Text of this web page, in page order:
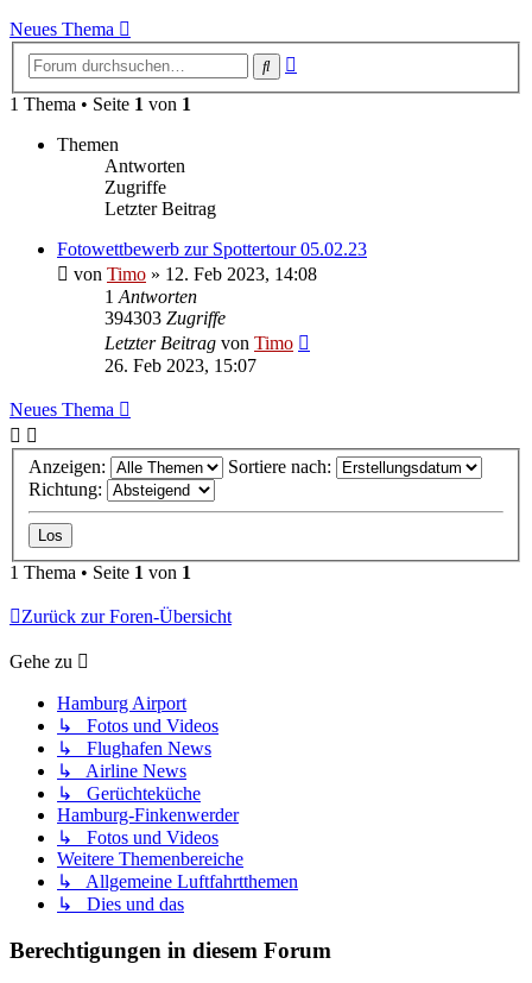
Neues Thema
Suche
1 Thema • Seite 1 von 1
Themen
Antworten
Zugriffe
Letzter Beitrag
Fotowettbewerb zur Spottertour 05.02.23
von Timo » 12. Feb 2023, 14:08
1 Antworten
394303 Zugriffe
Letzter Beitrag von Timo
26. Feb 2023, 15:07
Neues Thema
Anzeigen:
Sortiere nach:
Richtung:
1 Thema • Seite 1 von 1
Zurück zur Foren-Übersicht
Gehe zu
Hamburg Airport
↳ Fotos und Videos
↳ Flughafen News
↳ Airline News
↳ Gerüchteküche
Hamburg-Finkenwerder
↳ Fotos und Videos
Weitere Themenbereiche
↳ Allgemeine Luftfahrtthemen
↳ Dies und das
Berechtigungen in diesem Forum